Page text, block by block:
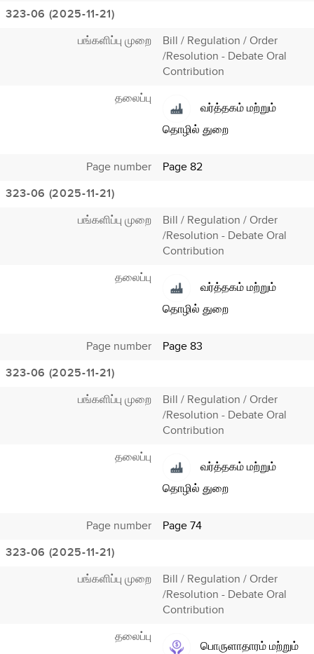
323-06 (2025-11-21)
பங்களிப்பு முறை
Bill / Regulation / Order
/Resolution - Debate Oral
Contribution
தலைப்பு
வர்த்தகம் மற்றும்
தொழில் துறை
Page number
Page 82
323-06 (2025-11-21)
பங்களிப்பு முறை
Bill / Regulation / Order
/Resolution - Debate Oral
Contribution
தலைப்பு
வர்த்தகம் மற்றும்
தொழில் துறை
Page number
Page 83
323-06 (2025-11-21)
பங்களிப்பு முறை
Bill / Regulation / Order
/Resolution - Debate Oral
Contribution
தலைப்பு
வர்த்தகம் மற்றும்
தொழில் துறை
Page number
Page 74
323-06 (2025-11-21)
பங்களிப்பு முறை
Bill / Regulation / Order
/Resolution - Debate Oral
Contribution
தலைப்பு
பொருளாதாரம் மற்றும்